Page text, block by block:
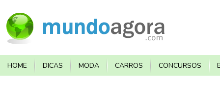
HOME DICAS MODA CARROS CONCURSOS